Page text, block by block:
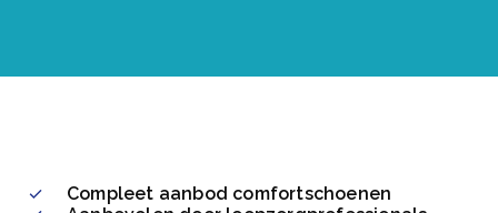
Compleet aanbod comfortschoenen